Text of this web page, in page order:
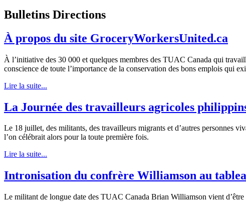
Bulletins Directions
À propos du site GroceryWorkersUnited.ca
À l’initiative des 30 000 et quelques membres des TUAC Canada qui
conscience de toute l’importance de la conservation des bons emplois qui
Lire la suite...
La Journée des travailleurs agricoles
Le 18 juillet, des militants, des travailleurs migrants et d’autres personnes
l’on célébrait alors pour la toute première fois.
Lire la suite...
Intronisation du confrère Williamson au
Le militant de longue date des TUAC Canada Brian Williamson vient